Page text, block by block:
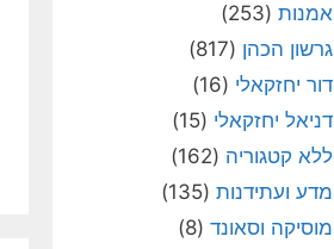
אמנות (253)
גרשון הכהן (817)
דור יחזקאלי (16)
דניאל יחזקאלי (15)
ללא קטגוריה (162)
מדע ועתידנות (135)
מוסיקה וסאונד (8)